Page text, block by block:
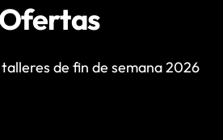
de fin de semana 2026